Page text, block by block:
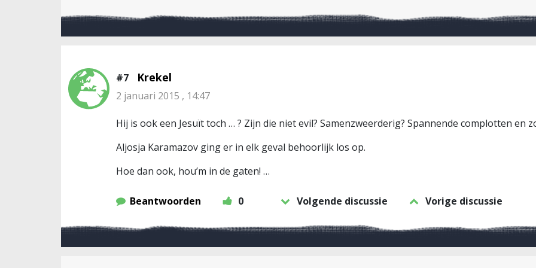
#7 Krekel
2 januari 2015 , 14:47
Hij is ook een Jesuït toch … ? Zijn die niet evil? Samenzweerderig? Spannende complotten en
Aljosja Karamazov ging er in elk geval behoorlijk los op.
Hoe dan ook, hou’m in de gaten! …
Beantwoorden 0 Volgende discussie Vorige discussie